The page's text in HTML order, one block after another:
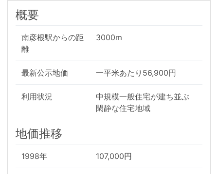
概要
南彦根駅からの距
離
3000m
最新公示地価 一平米あたり56,900円
利用状況
中規模一般住宅が建ち並ぶ
閑静な住宅地域
地価推移
1998年 107,000円